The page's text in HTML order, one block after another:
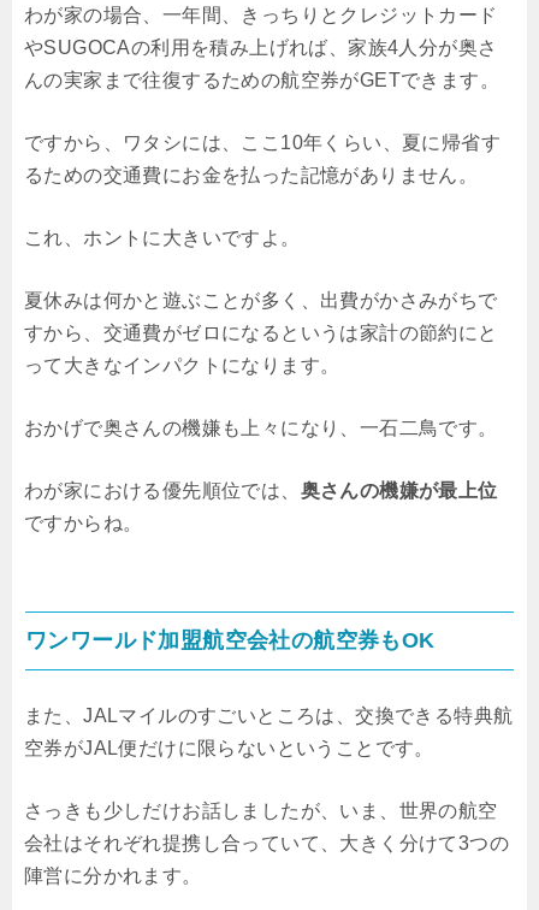
わが家の場合、一年間、きっちりとクレジットカード
やSUGOCAの利用を積み上げれば、家族4人分が奥さ
んの実家まで往復するための航空券がGETできます。
ですから、ワタシには、ここ10年くらい、夏に帰省す
るための交通費にお金を払った記憶がありません。
これ、ホントに大きいですよ。
夏休みは何かと遊ぶことが多く、出費がかさみがちで
すから、交通費がゼロになるというは家計の節約にと
って大きなインパクトになります。
おかげで奥さんの機嫌も上々になり、一石二鳥です。
わが家における優先順位では、 奥さんの機嫌が最上位
ですからね。
ワンワールド加盟航空会社の航空券もOK
また、JALマイルのすごいところは、交換できる特典航
空券がJAL便だけに限らないということです。
さっきも少しだけお話しましたが、いま、世界の航空
会社はそれぞれ提携し合っていて、大きく分けて3つの
陣営に分かれます。